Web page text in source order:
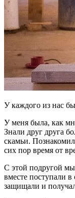
У каждого из нас
У меня была, как
Знали друг друга
скамьи.
сих пор время от
С этой подругой
вместе поступали в
защищали и